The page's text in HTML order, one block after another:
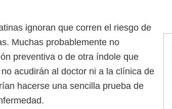
ignoran que corren el riesgo de
Muchas probablemente no
preventiva o de otra índole que
acudirán al doctor ni a la clínica de
hacerse una sencilla prueba de